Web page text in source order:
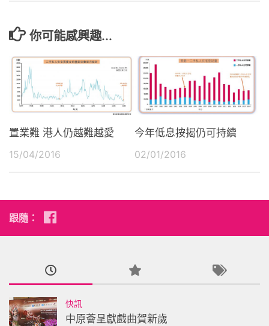
你可能感興趣...
置業難 港人仍越難越愛
15/04/2016
今年低息按揭仍可持續
02/01/2016
跟隨：
快訊
中原薈呈獻戲曲賀新歲